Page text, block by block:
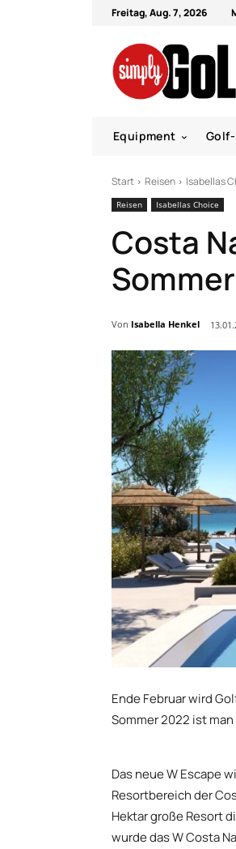
Freitag, Aug. 7, 2026
Equipment
Start Reisen Isabellas
Reisen Isabellas Choice
Costa
Von Isabella Henkel
Ende Februar wird
Sommer 2022 ist
Das neue W Escape
Resortbereich der
Hektar große Resort
wurde das W Costa